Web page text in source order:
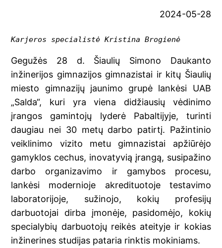
2024-05-28
Karjeros specialistė Kristina Brogienė
Gegužės 28 d. Šiaulių Simono Daukanto
inžinerijos gimnazijos gimnazistai ir kitų Šiaulių
miesto gimnazijų jaunimo grupė lankėsi UAB
„Salda“, kuri yra viena didžiausių vėdinimo
įrangos gamintojų lyderė Pabaltijyje, turinti
daugiau nei 30 metų darbo patirtį. Pažintinio
veiklinimo vizito metu gimnazistai apžiūrėjo
gamyklos cechus, inovatyvią įrangą, susipažino
darbo organizavimo ir gamybos procesu,
lankėsi modernioje akredituotoje testavimo
laboratorijoje, sužinojo, kokių profesijų
darbuotojai dirba įmonėje, pasidomėjo, kokių
specialybių darbuotojų reikės ateityje ir kokias
inžinerines studijas pataria rinktis mokiniams.